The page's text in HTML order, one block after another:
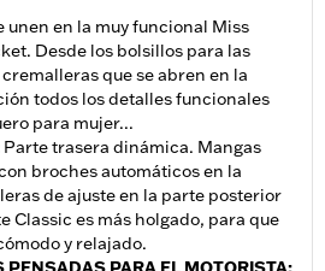
en la muy funcional Miss
Desde los bolsillos para las
que se abren en la
todos los detalles funcionales
para mujer...
Parte trasera dinámica. Mangas
broches automáticos en la
de ajuste en la parte posterior
Classic es más holgado, para que
y relajado.